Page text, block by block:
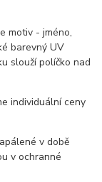
motiv - jméno,
barevný UV
slouží políčko nad
individuální ceny
v době
v ochranné